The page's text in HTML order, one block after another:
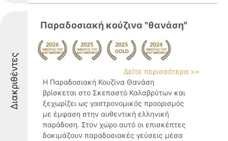
Διακριθέντες
Παραδοσιακή κούζινα "θανάση"
Δείτε περισσότερα >>
Η Παραδοσιακή Κουζίνα Θανάση
βρίσκεται στο Σκεπαστό Καλαβρύτων και
ξεχωρίζει ως γαστρονομικός προορισμός
με έμφαση στην αυθεντική ελληνική
παράδοση. Στον χώρο αυτό οι επισκέπτες
δοκιμάζουν παραδοσιακές γεύσεις μέσα